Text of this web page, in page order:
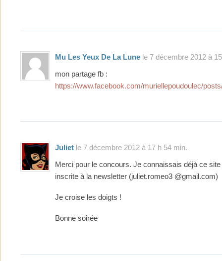
Mu Les Yeux De La Lune le 7 décembre 2012 à
mon partage fb :
https://www.facebook.com/muriellepoudoulec/
Juliet le 7 décembre 2012 à 17 h 54 min.
Merci pour le concours. Je connaissais déjà ce
inscrite à la newsletter (juliet.romeo3 @gmail.com)
Je croise les doigts !
Bonne soirée